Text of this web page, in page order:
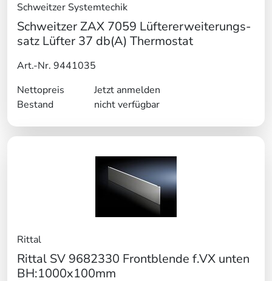
Schweitzer Systemtechik
Schweitzer ZAX 7059 Lüftererweiterungs-
satz Lüfter 37 db(A) Thermostat
Art.-Nr. 9441035
Nettopreis
Jetzt anmelden
Bestand
nicht verfügbar
Rittal
Rittal SV 9682330 Frontblende f.VX unten
BH:1000x100mm